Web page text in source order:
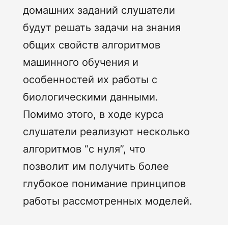
домашних заданий слушатели
будут решать задачи на знания
общих свойств алгоритмов
машинного обучения и
особенностей их работы с
биологическими данными.
Помимо этого, в ходе курса
слушатели реализуют несколько
алгоритмов “с нуля”, что
позволит им получить более
глубокое понимание принципов
работы рассмотренных моделей.